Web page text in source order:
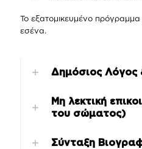
Το εξατομικευμένο πρόγραμμα
εσένα.
Δημόσιος Λόγος
Μη λεκτική
του σώματος)
Σύνταξη